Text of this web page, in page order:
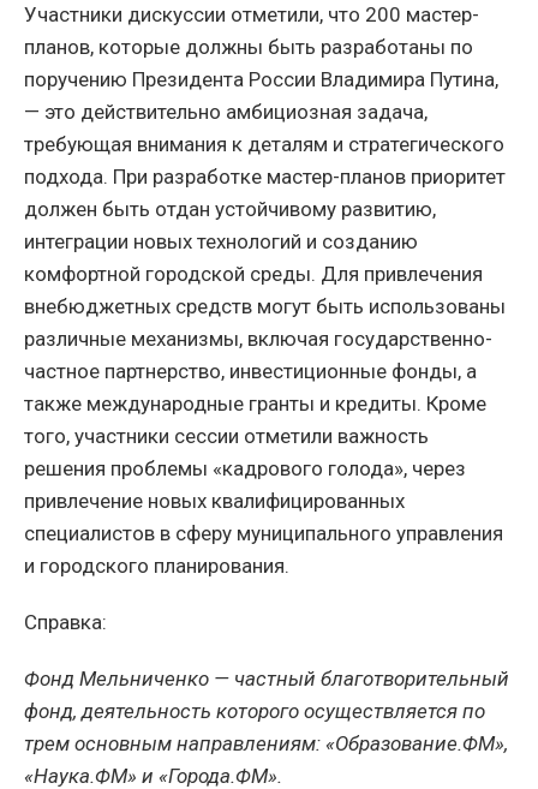
Участники дискуссии отметили, что 200 мастер-
планов, которые должны быть разработаны по
поручению Президента России Владимира Путина,
— это действительно амбициозная задача,
требующая внимания к деталям и стратегического
подхода. При разработке мастер-планов приоритет
должен быть отдан устойчивому развитию,
интеграции новых технологий и созданию
комфортной городской среды. Для привлечения
внебюджетных средств могут быть использованы
различные механизмы, включая государственно-
частное партнерство, инвестиционные фонды, а
также международные гранты и кредиты. Кроме
того, участники сессии отметили важность
решения проблемы «кадрового голода», через
привлечение новых квалифицированных
специалистов в сферу муниципального управления
и городского планирования.
Справка:
Фонд Мельниченко — частный благотворительный
фонд, деятельность которого осуществляется по
трем основным направлениям: «Образование.ФМ»,
«Наука.ФМ» и «Города.ФМ».